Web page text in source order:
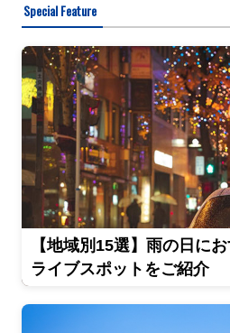
Special Feature
【地域別15選】雨の日に
ライブスポットをご紹介